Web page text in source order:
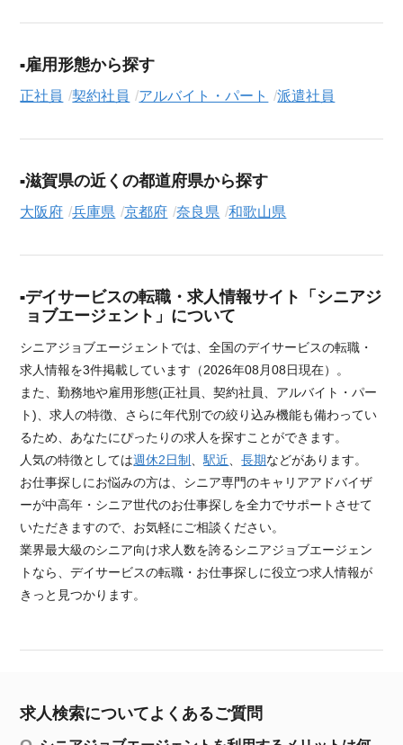
雇用形態から探す
正社員 契約社員 アルバイト・パート 派遣社員
滋賀県の近くの都道府県から探す
大阪府 兵庫県 京都府 奈良県 和歌山県
デイサービスの転職・求人情報サイト「シニアジ
ョブエージェント」について
シニアジョブエージェントでは、全国のデイサービスの転職・
求人情報を3件掲載しています（2026年08月08日現在）。
また、勤務地や雇用形態(正社員、契約社員、アルバイト・パー
ト)、求人の特徴、さらに年代別での絞り込み機能も備わってい
るため、あなたにぴったりの求人を探すことができます。
人気の特徴としては週休2日制 、駅近 、長期などがあります。
お仕事探しにお悩みの方は、シニア専門のキャリアアドバイザ
ーが中高年・シニア世代のお仕事探しを全力でサポートさせて
いただきますので、お気軽にご相談ください。
業界最大級のシニア向け求人数を誇るシニアジョブエージェン
トなら、デイサービスの転職・お仕事探しに役立つ求人情報が
きっと見つかります。
求人検索についてよくあるご質問